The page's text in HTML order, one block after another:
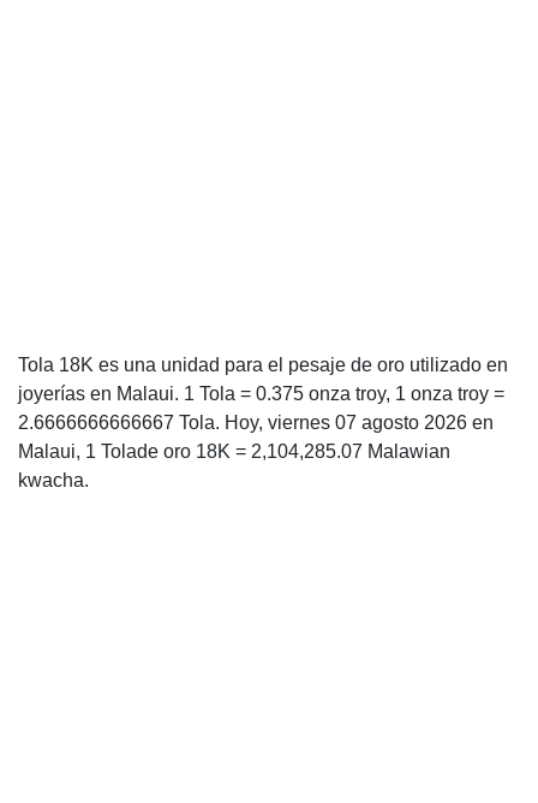
Tola 18K es una unidad para el pesaje de oro utilizado en
joyerías en Malaui. 1 Tola = 0.375 onza troy, 1 onza troy =
2.6666666666667 Tola. Hoy, viernes 07 agosto 2026 en
Malaui, 1 Tolade oro 18K = 2,104,285.07 Malawian
kwacha.